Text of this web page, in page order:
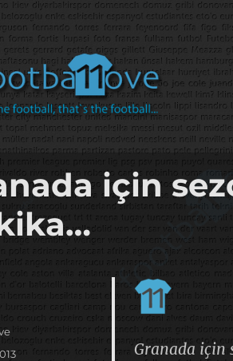
football, that's the football…
için
Granada için